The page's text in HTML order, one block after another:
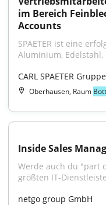
im Bereich
Accounts
SPAETER ist eine
Aluminium,
CARL SPAETER Gruppe
Oberhausen, Raum
Inside Sales
Werde auch du "part
größten IT-
netgo group GmbH